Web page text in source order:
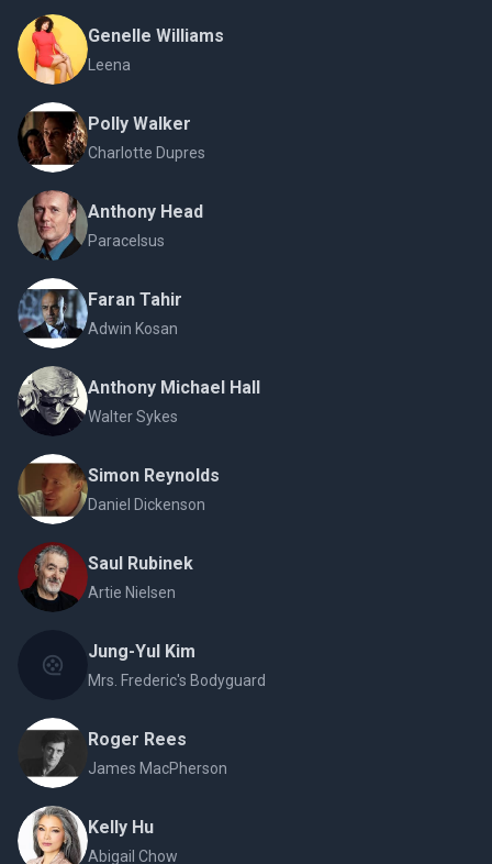
Genelle Williams
Leena
Polly Walker
Charlotte Dupres
Anthony Head
Paracelsus
Faran Tahir
Adwin Kosan
Anthony Michael Hall
Walter Sykes
Simon Reynolds
Daniel Dickenson
Saul Rubinek
Artie Nielsen
Jung-Yul Kim
Mrs. Frederic's Bodyguard
Roger Rees
James MacPherson
Kelly Hu
Abigail Chow